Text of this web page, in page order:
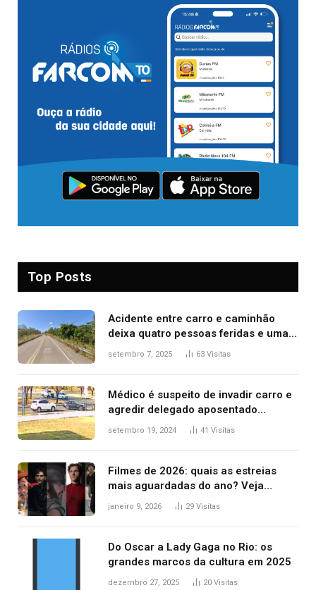
Top Posts
Acidente entre carro e caminhão
deixa quatro pessoas feridas e uma
mulher morta na TO-070
setembro 7, 2025 63 Visitas
Médico é suspeito de invadir carro e
agredir delegado aposentado
durante confusão no trânsito
setembro 19, 2024 41 Visitas
Filmes de 2026: quais as estreias
mais aguardadas do ano? Veja
principais lançamentos do cinema
janeiro 9, 2026 29 Visitas
Do Oscar a Lady Gaga no Rio: os
grandes marcos da cultura em 2025
dezembro 27, 2025 20 Visitas